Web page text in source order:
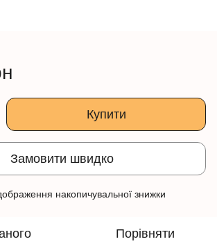
Купити
Замовити швидко
накопичувальної знижки
Порівняти